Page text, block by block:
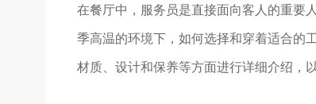
在餐厅中，服务员是直接面向客人的重要
季高温的环境下，如何选择和穿着适合的
材质、设计和保养等方面进行详细介绍，